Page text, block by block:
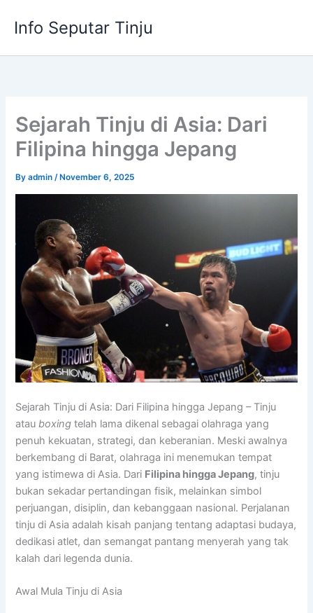
Info Seputar Tinju
Sejarah Tinju di Asia: Dari
Filipina hingga Jepang
Byadmin/ November 6, 2025
Sejarah Tinju di Asia: Dari Filipina hingga Jepang – Tinju
atauboxing telah lama dikenal sebagai olahraga yang
penuh kekuatan, strategi, dan keberanian. Meski awalnya
berkembang di Barat, olahraga ini menemukan tempat
yang istimewa di Asia. Dari Filipina hingga Jepang, tinju
bukan sekadar pertandingan fisik, melainkan simbol
perjuangan, disiplin, dan kebanggaan nasional. Perjalanan
tinju di Asia adalah kisah panjang tentang adaptasi budaya,
dedikasi atlet, dan semangat pantang menyerah yang tak
kalah dari legenda dunia.
Awal Mula Tinju di Asia